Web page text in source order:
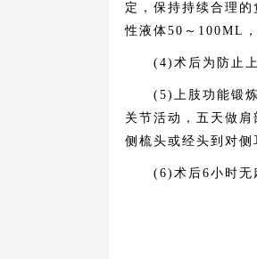
定，保持持续合理
性液体50～100ML
(4)术后为防止上
(5)上肢功能锻炼,
关节活动，五天做
侧梳头或经头到对侧
(6)术后6小时无麻